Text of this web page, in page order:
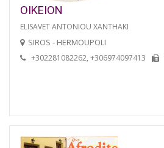
OIKEION
ELISAVET ANTONIOU XANTHAKI
SIROS - HERMOUPOLI
+302281082262, +306974097413